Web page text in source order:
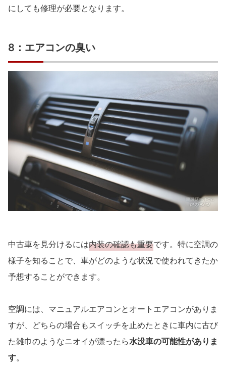
にしても修理が必要となります。
8：エアコンの臭い
中古車を見分けるには内装の確認も重要です。特に空調の
様子を知ることで、車がどのような状況で使われてきたか
予想することができます。
空調には、マニュアルエアコンとオートエアコンがありま
すが、どちらの場合もスイッチを止めたときに車内に古び
た雑巾のようなニオイが漂ったら水没車の可能性がありま
す。